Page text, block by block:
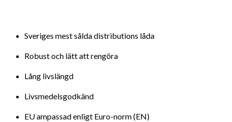
Sveriges mest sålda distributions låda
Robust och lätt att rengöra
Lång livslängd
Livsmedelsgodkänd
EU ampassad enligt Euro-norm (EN)